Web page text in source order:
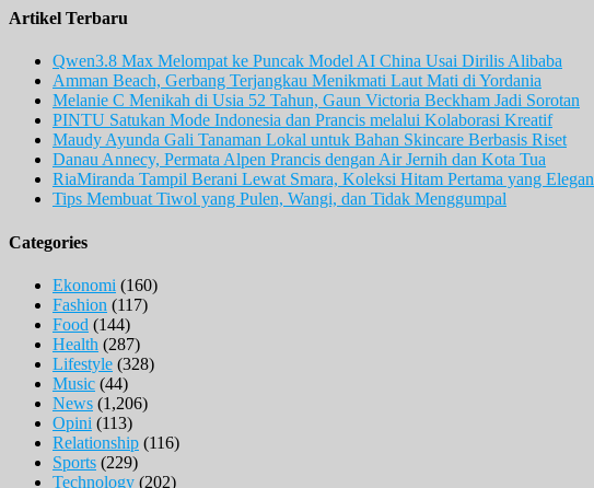
Artikel Terbaru
Qwen3.8 Max Melompat ke Puncak Model AI China Usai Dirilis Alibaba
Amman Beach, Gerbang Terjangkau Menikmati Laut Mati di Yordania
Melanie C Menikah di Usia 52 Tahun, Gaun Victoria Beckham Jadi Sorotan
PINTU Satukan Mode Indonesia dan Prancis melalui Kolaborasi Kreatif
Maudy Ayunda Gali Tanaman Lokal untuk Bahan Skincare Berbasis Riset
Danau Annecy, Permata Alpen Prancis dengan Air Jernih dan Kota Tua
RiaMiranda Tampil Berani Lewat Smara, Koleksi Hitam Pertama yang Elegan
Tips Membuat Tiwol yang Pulen, Wangi, dan Tidak Menggumpal
Categories
Ekonomi (160)
Fashion (117)
Food (144)
Health (287)
Lifestyle (328)
Music (44)
News (1,206)
Opini (113)
Relationship (116)
Sports (229)
Technology (202)